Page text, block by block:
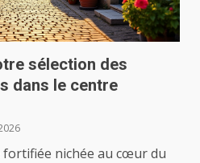
sélection des
dans le centre
fortifiée nichée au cœur du